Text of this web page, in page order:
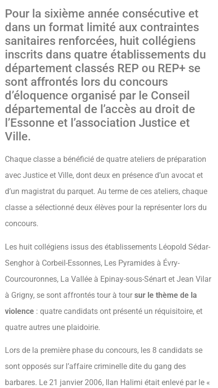
Pour la sixième année consécutive et
dans un format limité aux contraintes
sanitaires renforcées, huit collégiens
inscrits dans quatre établissements du
département classés REP ou REP+ se
sont affrontés lors du concours
d’éloquence organisé par le Conseil
départemental de l’accès au droit de
l’Essonne et l’association Justice et
Ville.
Chaque classe a bénéficié de quatre ateliers de préparation
avec Justice et Ville, dont deux en présence d’un avocat et
d’un magistrat du parquet. Au terme de ces ateliers, chaque
classe a sélectionné deux élèves pour la représenter lors du
concours.
Les huit collégiens issus des établissements Léopold Sédar-
Senghor à Corbeil-Essonnes, Les Pyramides à Évry-
Courcouronnes, La Vallée à Epinay-sous-Sénart et Jean Vilar
à Grigny, se sont affrontés tour à tour sur le thème de la
violence : quatre candidats ont présenté un réquisitoire, et
quatre autres une plaidoirie.
Lors de la première phase du concours, les 8 candidats se
sont opposés sur l’affaire criminelle dite du gang des
barbares. Le 21 janvier 2006, Ilan Halimi était enlevé par le «